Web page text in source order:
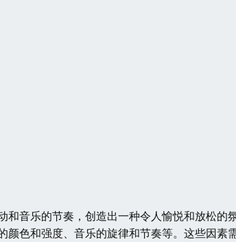
音乐的节奏，创造出一种令人愉悦和放松的
色和强度、音乐的旋律和节奏等。这些因素